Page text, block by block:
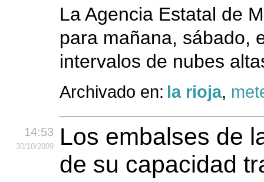
La Agencia Estatal de
para mañana, sábado,
intervalos de nubes
Archivado en: la rioja,
14:53
30/10/2009
Los embalses de
de su capacidad